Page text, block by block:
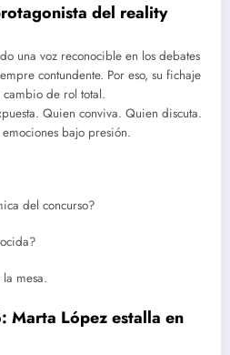
del reality
una voz reconocible en los debates
contundente. Por eso, su fichaje
cambio de rol total.
Quien conviva. Quien discuta.
bajo presión.
del concurso?
mesa.
Marta López estalla en